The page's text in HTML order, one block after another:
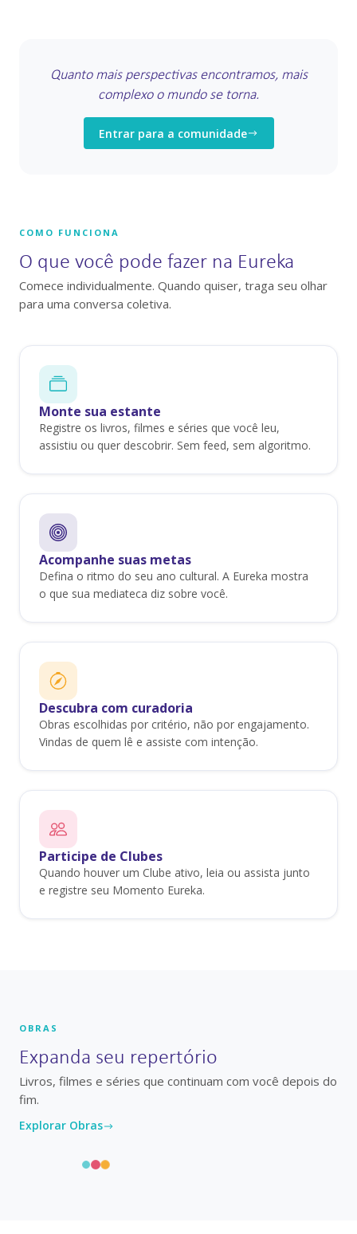
Quanto mais perspectivas encontramos, mais
complexo o mundo se torna.
Entrar para a comunidade
COMO FUNCIONA
O que você pode fazer na Eureka
Comece individualmente. Quando quiser, traga seu olhar
para uma conversa coletiva.
Monte sua estante
Registre os livros, filmes e séries que você leu,
assistiu ou quer descobrir. Sem feed, sem algoritmo.
Acompanhe suas metas
Defina o ritmo do seu ano cultural. A Eureka mostra
o que sua mediateca diz sobre você.
Descubra com curadoria
Obras escolhidas por critério, não por engajamento.
Vindas de quem lê e assiste com intenção.
Participe de Clubes
Quando houver um Clube ativo, leia ou assista junto
e registre seu Momento Eureka.
OBRAS
Expanda seu repertório
Livros, filmes e séries que continuam com você depois do
fim.
Explorar Obras